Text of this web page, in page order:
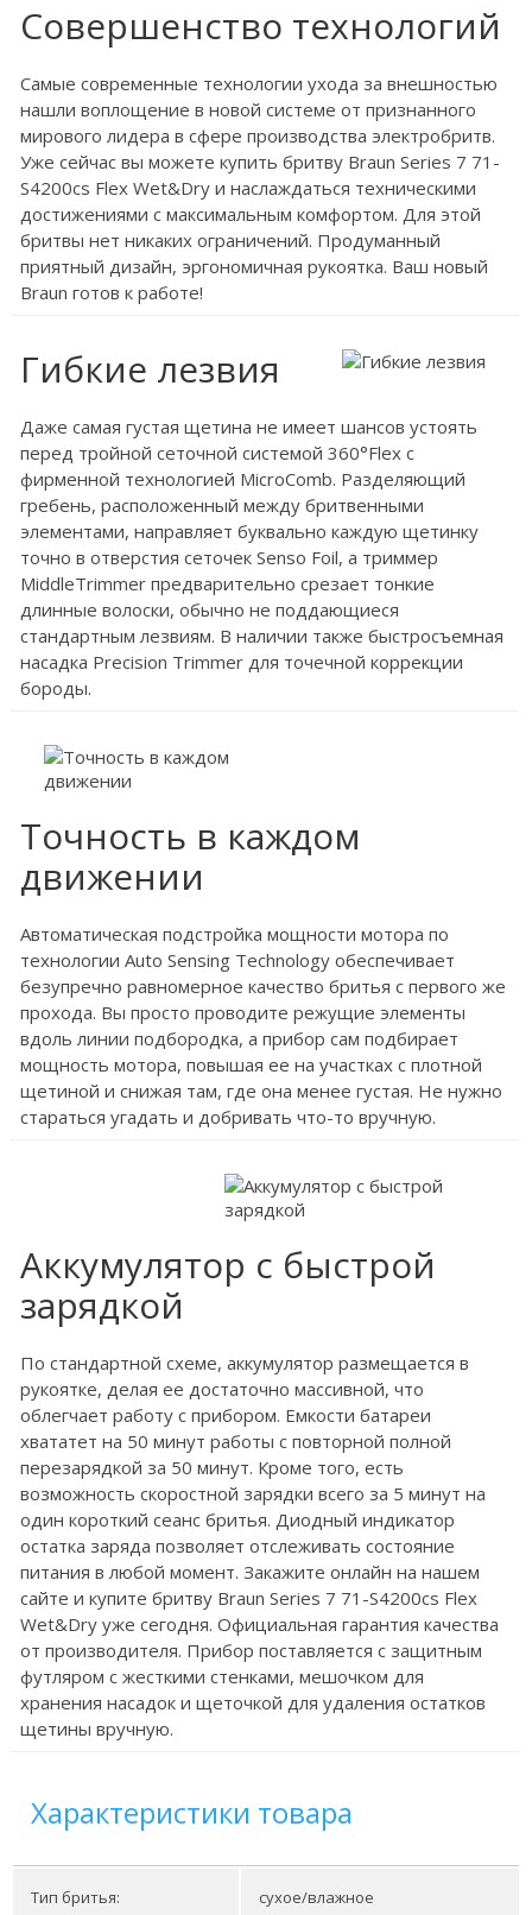
Совершенство технологий
Самые современные технологии ухода за внешностью
нашли воплощение в новой системе от признанного
мирового лидера в сфере производства электробритв.
Уже сейчас вы можете купить бритву Braun Series 7 71-
S4200cs Flex Wet&Dry и наслаждаться техническими
достижениями с максимальным комфортом. Для этой
бритвы нет никаких ограничений. Продуманный
приятный дизайн, эргономичная рукоятка. Ваш новый
Braun готов к работе!
Гибкие лезвия
Даже самая густая щетина не имеет шансов устоять
перед тройной сеточной системой 360°Flex с
фирменной технологией MicroComb. Разделяющий
гребень, расположенный между бритвенными
элементами, направляет буквально каждую щетинку
точно в отверстия сеточек Senso Foil, а триммер
MiddleTrimmer предварительно срезает тонкие
длинные волоски, обычно не поддающиеся
стандартным лезвиям. В наличии также быстросъемная
насадка Precision Trimmer для точечной коррекции
бороды.
Точность в каждом
движении
Автоматическая подстройка мощности мотора по
технологии Auto Sensing Technology обеспечивает
безупречно равномерное качество бритья с первого же
прохода. Вы просто проводите режущие элементы
вдоль линии подбородка, а прибор сам подбирает
мощность мотора, повышая ее на участках с плотной
щетиной и снижая там, где она менее густая. Не нужно
стараться угадать и добривать что-то вручную.
Аккумулятор с быстрой
зарядкой
По стандартной схеме, аккумулятор размещается в
рукоятке, делая ее достаточно массивной, что
облегчает работу с прибором. Емкости батареи
хвататет на 50 минут работы с повторной полной
перезарядкой за 50 минут. Кроме того, есть
возможность скоростной зарядки всего за 5 минут на
один короткий сеанс бритья. Диодный индикатор
остатка заряда позволяет отслеживать состояние
питания в любой момент. Закажите онлайн на нашем
сайте и купите бритву Braun Series 7 71-S4200cs Flex
Wet&Dry уже сегодня. Официальная гарантия качества
от производителя. Прибор поставляется с защитным
футляром с жесткими стенками, мешочком для
хранения насадок и щеточкой для удаления остатков
щетины вручную.
Характеристики товара
Тип бритья: сухое/влажное